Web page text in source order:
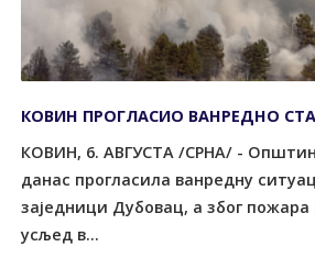
КОВИН ПРОГЛАСИО ВАНРЕДНО
КОВИН, 6. АВГУСТА /СРНА/ -
данас прогласила ванредну
заједници Дубовац, а због пожара
усљед в...